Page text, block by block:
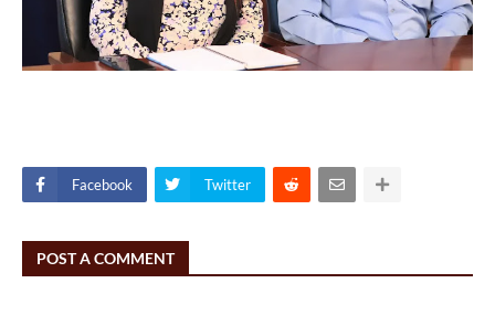
Facebook Twitter
POST A COMMENT